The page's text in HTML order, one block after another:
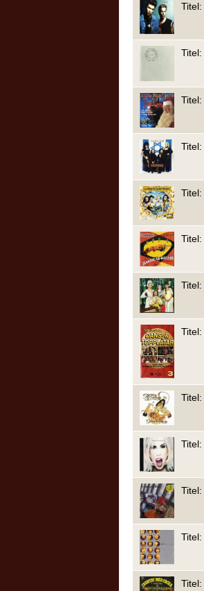
Titel:
Titel:
Titel:
Titel:
Titel:
Titel:
Titel:
Titel:
Titel:
Titel:
Titel:
Titel:
Titel: